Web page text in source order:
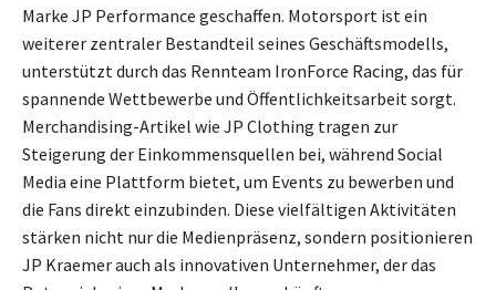
Marke JP Performance geschaffen. Motorsport ist ein
weiterer zentraler Bestandteil seines Geschäftsmodells,
unterstützt durch das Rennteam IronForce Racing, das für
spannende Wettbewerbe und Öffentlichkeitsarbeit sorgt.
Merchandising-Artikel wie JP Clothing tragen zur
Steigerung der Einkommensquellen bei, während Social
Media eine Plattform bietet, um Events zu bewerben und
die Fans direkt einzubinden. Diese vielfältigen Aktivitäten
stärken nicht nur die Medienpräsenz, sondern positionieren
JP Kraemer auch als innovativen Unternehmer, der das